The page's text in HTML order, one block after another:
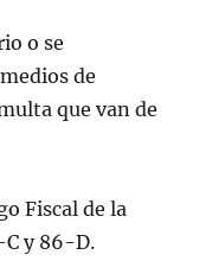
o se
de
que van de
Fiscal de la
y 86-D.